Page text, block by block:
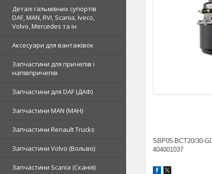
Деталі гальмівних супортів
DAF, MAN, RVI, Scania, Iveco,
Volvo, Mercedes та ін
Аксесуари для вантажівок
Запчастини для причепів і
напівпричепів
Запчастини для DAF (ДАФ)
Запчастини MAN (МАН)
Запчастини Renault Trucks
Запчастини Volvo (Вольво)
Запчастини Scania (Сканія)
SBP05-BCT20/30-
404001037